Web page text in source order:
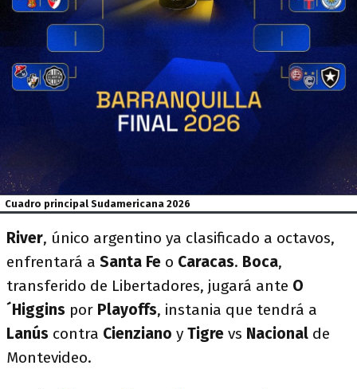
Cuadro principal Sudamericana 2026
River, único argentino ya clasificado a octavos,
enfrentará a Santa Fe o Caracas. Boca,
transferido de Libertadores, jugará ante O
´Higgins por Playoffs, instania que tendrá a
Lanús contra Cienziano y Tigre vs Nacional de
Montevideo.